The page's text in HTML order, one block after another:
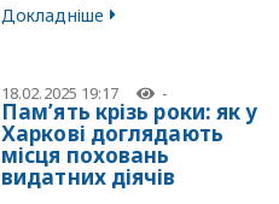
Докладніше
18.02.2025 19:17 -
Пам’ять крізь роки: як у
Харкові доглядають
місця поховань
видатних діячів